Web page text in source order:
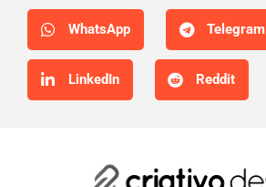
WhatsApp Telegram
LinkedIn Reddit